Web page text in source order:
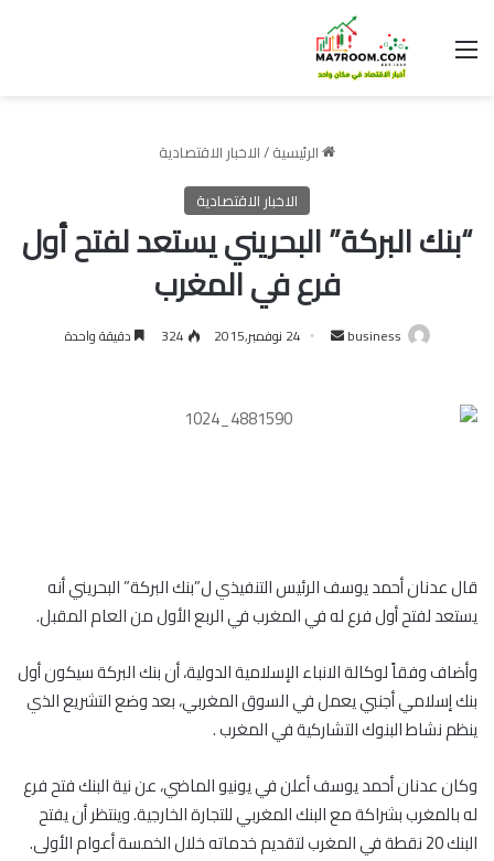
القائمة
الرئيسية/الاخبار الاقتصادية
الاخبار الاقتصادية
“بنك البركة” البحريني يستعد لفتح أول
فرع في المغرب
business
أرسل 24 نوفمبر,2015 324 دقيقة واحدة
قال عدنان أحمد يوسف الرئيس التنفيذي ل”بنك البركة” البحريني أنه
يستعد لفتح أول فرع له في المغرب في الربع الأول من العام المقبل.
وأضاف وفقاً لوكالة الانباء الإسلامية الدولية، أن بنك البركة سيكون أول
بنك إسلامي أجنبي يعمل في السوق المغربي، بعد وضع التشريع الذي
ينظم نشاط البنوك التشاركية في المغرب .
وكان عدنان أحمد يوسف أعلن في يونيو الماضي، عن نية البنك فتح فرع
له بالمغرب بشراكة مع البنك المغربي للتجارة الخارجية. وينتظر أن يفتح
البنك 20 نقطة في المغرب لتقديم خدماته خلال الخمسة أعوام الأولى.